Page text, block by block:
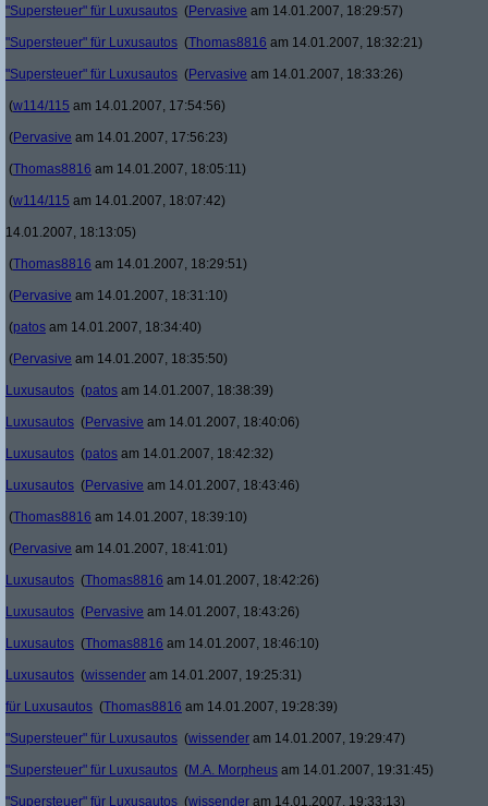
"Supersteuer" für Luxusautos (Pervasive am 14.01.2007, 18:29:57)
"Supersteuer" für Luxusautos (Thomas8816 am 14.01.2007, 18:32:21)
"Supersteuer" für Luxusautos (Pervasive am 14.01.2007, 18:33:26)
(w114/115 am 14.01.2007, 17:54:56)
(Pervasive am 14.01.2007, 17:56:23)
(Thomas8816 am 14.01.2007, 18:05:11)
(w114/115 am 14.01.2007, 18:07:42)
14.01.2007, 18:13:05)
(Thomas8816 am 14.01.2007, 18:29:51)
(Pervasive am 14.01.2007, 18:31:10)
(patos am 14.01.2007, 18:34:40)
(Pervasive am 14.01.2007, 18:35:50)
Luxusautos (patos am 14.01.2007, 18:38:39)
Luxusautos (Pervasive am 14.01.2007, 18:40:06)
Luxusautos (patos am 14.01.2007, 18:42:32)
Luxusautos (Pervasive am 14.01.2007, 18:43:46)
(Thomas8816 am 14.01.2007, 18:39:10)
(Pervasive am 14.01.2007, 18:41:01)
Luxusautos (Thomas8816 am 14.01.2007, 18:42:26)
Luxusautos (Pervasive am 14.01.2007, 18:43:26)
Luxusautos (Thomas8816 am 14.01.2007, 18:46:10)
Luxusautos (wissender am 14.01.2007, 19:25:31)
für Luxusautos (Thomas8816 am 14.01.2007, 19:28:39)
"Supersteuer" für Luxusautos (wissender am 14.01.2007, 19:29:47)
"Supersteuer" für Luxusautos (M.A. Morpheus am 14.01.2007, 19:31:45)
"Supersteuer" für Luxusautos (wissender am 14.01.2007, 19:33:13)